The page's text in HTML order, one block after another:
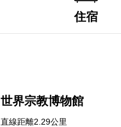
住宿
世界宗教博物館
直線距離2.29公里